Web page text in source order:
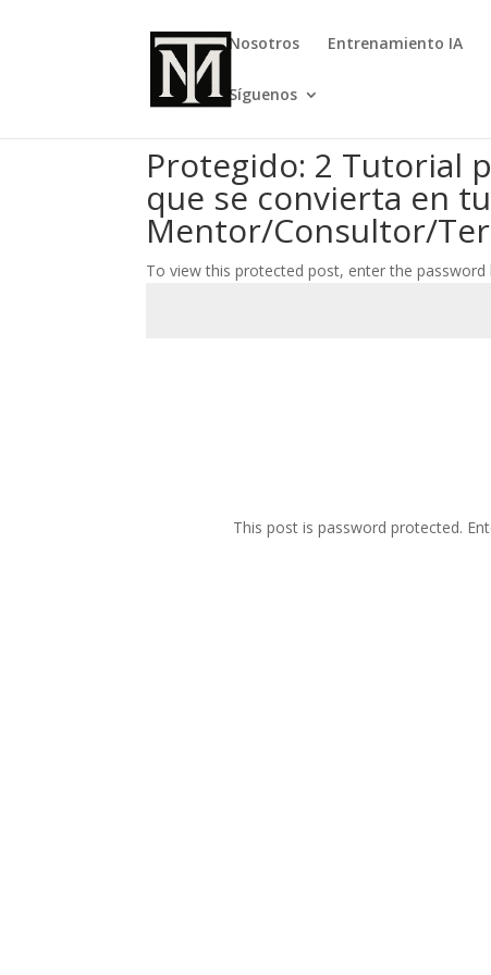
Nosotros Entrenamiento IA
Síguenos
Protegido: 2 Tutorial
que se convierta en tu
Mentor/Consultor/
To view this protected post, enter the password
This post is password protected.